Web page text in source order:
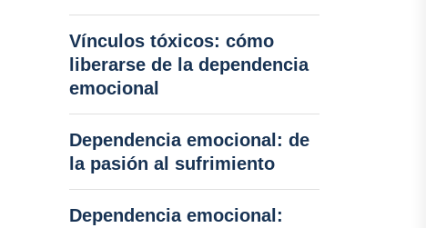
Vínculos tóxicos: cómo
liberarse de la dependencia
emocional
Dependencia emocional: de
la pasión al sufrimiento
Dependencia emocional: